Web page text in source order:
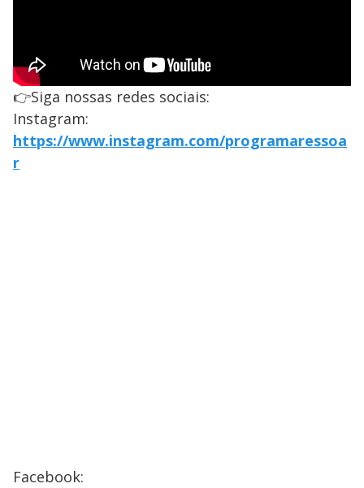
👉Siga nossas redes sociais:
Instagram:
https://www.instagram.com/programaressoa
r
Facebook: